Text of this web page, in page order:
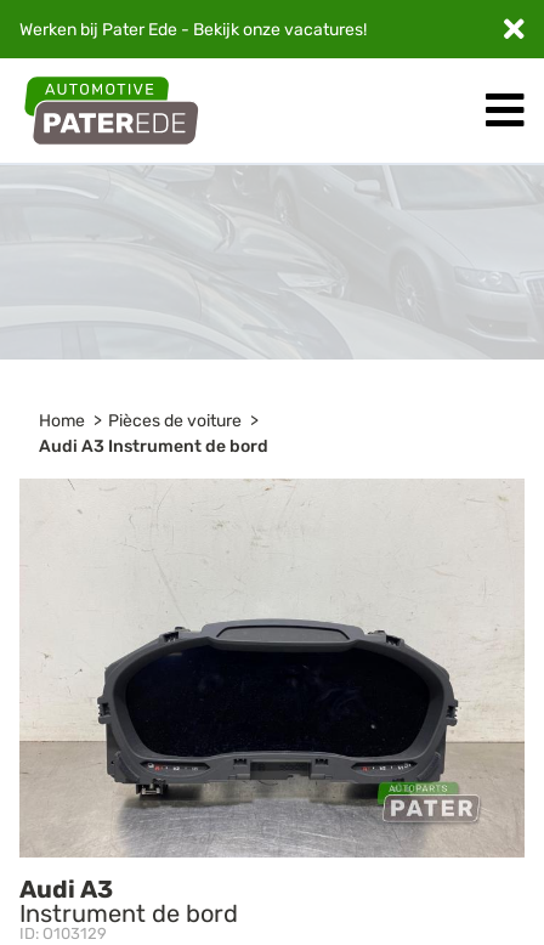
Werken bij Pater Ede - Bekijk onzevacatures!
Home
Pièces de voiture
Audi A3 Instrument de bord
Audi A3
Instrument de bord
ID: O103129